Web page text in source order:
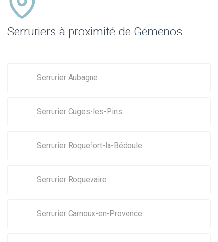
Serruriers à proximité de Gémenos
Serrurier Aubagne
Serrurier Cuges-les-Pins
Serrurier Roquefort-la-Bédoule
Serrurier Roquevaire
Serrurier Carnoux-en-Provence